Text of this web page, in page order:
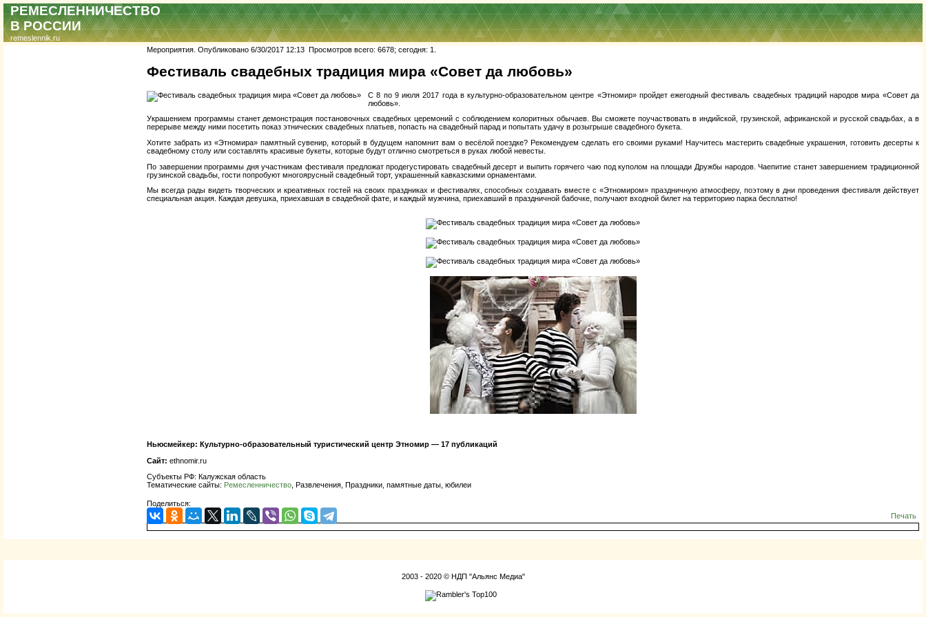
РЕМЕСЛЕННИЧЕСТВО
В РОССИИ
remeslennik.ru
Мероприятия. Опубликовано 6/30/2017 12:13 Просмотров всего: 6678; сегодня: 1.
Фестиваль свадебных традиция мира «Совет да любовь»
С 8 по 9 июля 2017 года в культурно-образовательном центре «Этномир» пройдет ежегодный фестиваль свадебных традиций народов мира «Совет да
любовь».
Украшением программы станет демонстрация постановочных свадебных церемоний с соблюдением колоритных обычаев. Вы сможете поучаствовать в индийской, грузинской, африканской и русской свадьбах, а в
перерыве между ними посетить показ этнических свадебных платьев, попасть на свадебный парад и попытать удачу в розыгрыше свадебного букета.
Хотите забрать из «Этномира» памятный сувенир, который в будущем напомнит вам о весёлой поездке? Рекомендуем сделать его своими руками! Научитесь мастерить свадебные украшения, готовить десерты к
свадебному столу или составлять красивые букеты, которые будут отлично смотреться в руках любой невесты.
По завершении программы дня участникам фестиваля предложат продегустировать свадебный десерт и выпить горячего чаю под куполом на площади Дружбы народов. Чаепитие станет завершением традиционной
грузинской свадьбы, гости попробуют многоярусный свадебный торт, украшенный кавказскими орнаментами.
Мы всегда рады видеть творческих и креативных гостей на своих праздниках и фестивалях, способных создавать вместе с «Этномиром» праздничную атмосферу, поэтому в дни проведения фестиваля действует
специальная акция. Каждая девушка, приехавшая в свадебной фате, и каждый мужчина, приехавший в праздничной бабочке, получают входной билет на территорию парка бесплатно!
Ньюсмейкер: Культурно-образовательный туристический центр Этномир — 17 публикаций
Сайт: ethnomir.ru
Субъекты РФ: Калужская область
Тематические сайты: Ремесленничество , Развлечения, Праздники, памятные даты, юбилеи
Поделиться:
Печать
2003 - 2020 © НДП "Альянс Медиа"